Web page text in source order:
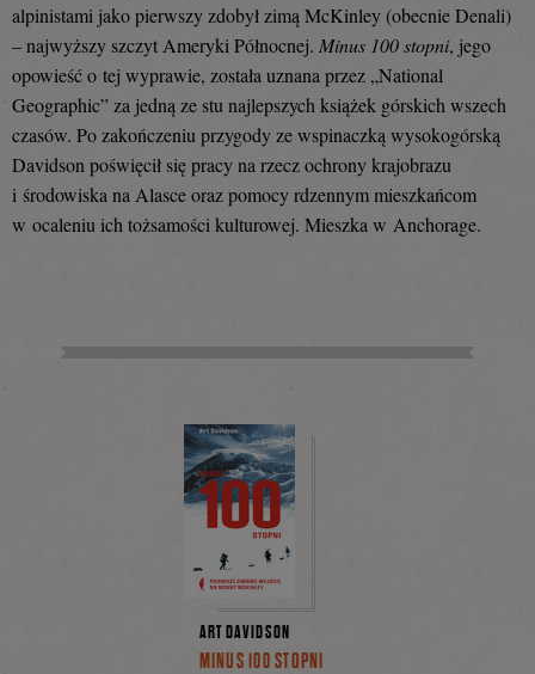
się
na
alpinistami jako pierwszy zdobył zimą McKinley (obecnie Denali)
– najwyższy szczyt Ameryki Północnej. Minus 100 stopni, jego
opowieść o tej wyprawie, została uznana przez „National
Geographic” za jedną ze stu najlepszych książek górskich wszech
czasów. Po zakończeniu przygody ze wspinaczką wysokogórską
Davidson poświęcił się pracy na rzecz ochrony krajobrazu
i środowiska na Alasce oraz pomocy rdzennym mieszkańcom
w ocaleniu ich tożsamości kulturowej. Mieszka w Anchorage.
ART DAVIDSON
MINUS 100 STOPNI